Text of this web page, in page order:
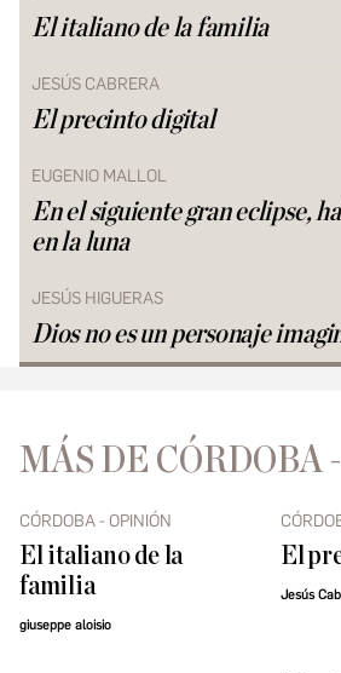
El italiano de la familia
JESÚS CABRERA
El precinto digital
EUGENIO MALLOL
En el siguiente gran eclipse,
en la luna
JESÚS HIGUERAS
Dios no es un personaje
MÁS DE CÓRDOBA
CÓRDOBA - OPINIÓN
El italiano de la
familia
giuseppe aloisio
El
Jesús